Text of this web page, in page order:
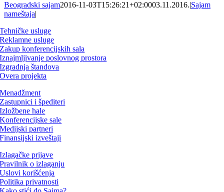
Beogradski sajam2016-11-03T15:26:21+02:0003.11.2016.|Sajam
nameštaja|
Tehničke usluge
Reklamne usluge
Zakup konferencijskih sala
Iznajmljivanje poslovnog prostora
Izgradnja štandova
Overa projekta
Menadžment
Zastupnici i špediteri
Izložbene hale
Konferencijske sale
Medijski partneri
Finansijski izveštaji
Izlagačke prijave
Pravilnik o izlaganju
Uslovi korišćenja
Politika privatnosti